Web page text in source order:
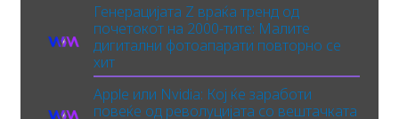
Генерацијата Z враќа тренд од
почетокот на 2000-тите: Малите
дигитални фотоапарати повторно се
хит
Apple или Nvidia: Кој ќе заработи
повеќе од револуцијата со вештачката